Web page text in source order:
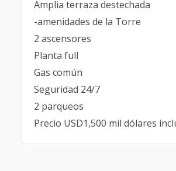
Amplia terraza destechada
-amenidades de la Torre
2 ascensores
Planta full
Gas común
Seguridad 24/7
2 parqueos
Precio USD1,500 mil dólares